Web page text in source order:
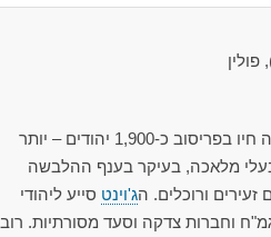
בפרוץ מלחמת העולם השנייה חיו בפריסוב כ-1,900 יהודים – יותר
מלאכה, בעיקר בענף ההלבשה
זעירים ורוכלים. הג'וינט סייע ליהודי
וחברות צדקה וסעד מסורתיות. רוב